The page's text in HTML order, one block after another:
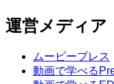
運営メディア
ムービープレス
動画で学べる